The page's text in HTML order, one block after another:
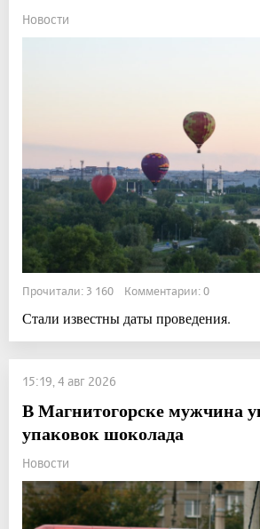
Новости
Прочитали: 3 160 Комментарии: 0
Стали известны даты проведения.
15:19, 4 авг 2026
В Магнитогорске мужчина
упаковок шоколада
Новости